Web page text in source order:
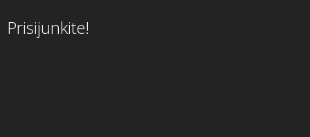
Prisijunkite!